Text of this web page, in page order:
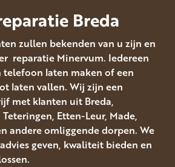
Breda
zullen bekenden van u zijn en
reparatie Minervum. Iedereen
telefoon laten maken of een
laten vallen. Wij zijn een
met klanten uit Breda,
Etten-Leur, Made,
andere omliggende dorpen. We
geven, kwaliteit bieden en